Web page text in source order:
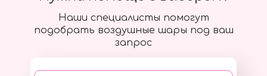
Наши специалисты помогут
подобрать воздушные шары под ваш
запрос